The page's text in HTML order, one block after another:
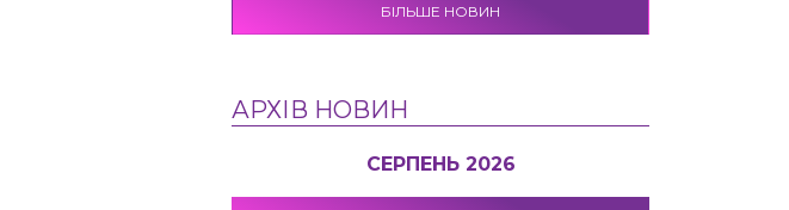
БІЛЬШЕ НОВИН
АРХІВ НОВИН
СЕРПЕНЬ 2026